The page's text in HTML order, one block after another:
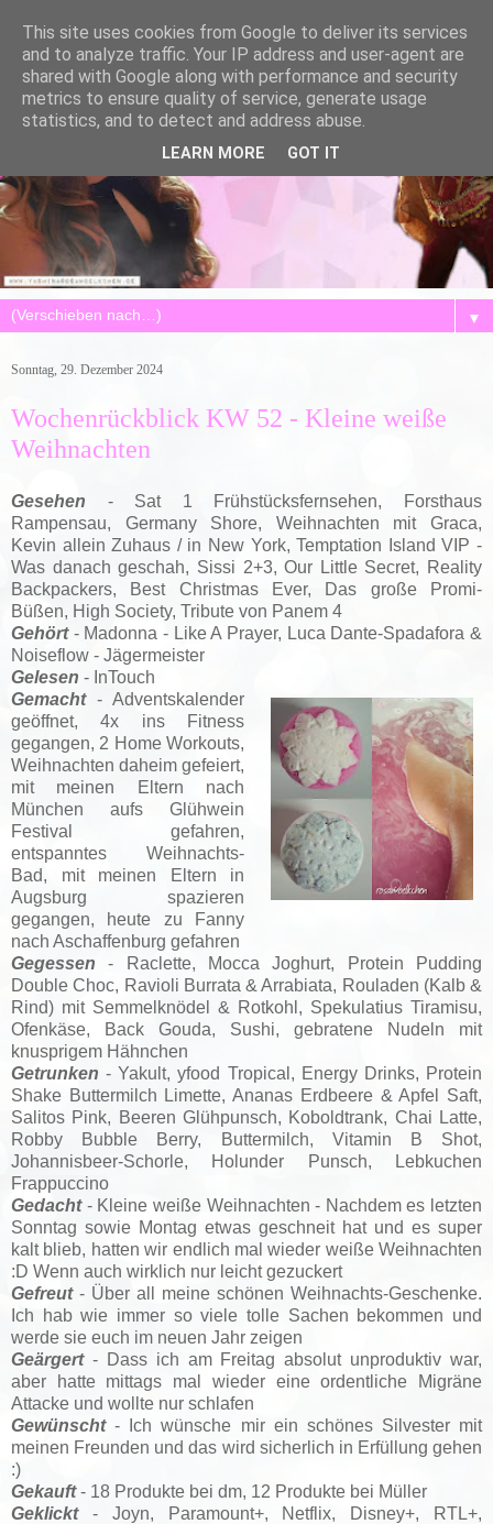
▼
Sonntag, 29. Dezember 2024
Wochenrückblick KW 52 - Kleine weiße
Weihnachten
Gesehen - Sat 1 Frühstücksfernsehen, Forsthaus
Rampensau, Germany Shore, Weihnachten mit Graca,
Kevin allein Zuhaus / in New York, Temptation Island VIP -
Was danach geschah, Sissi 2+3, Our Little Secret, Reality
Backpackers, Best Christmas Ever, Das große Promi-
Büßen, High Society, Tribute von Panem 4
Gehört- Madonna - Like A Prayer, Luca Dante-Spadafora &
Noiseflow - Jägermeister
Gelesen - InTouch
Gemacht- Adventskalender
geöffnet, 4x ins Fitness
gegangen, 2 Home Workouts,
Weihnachten daheim gefeiert,
mit meinen Eltern nach
München aufs Glühwein
Festival gefahren,
entspanntes Weihnachts-
Bad, mit meinen Eltern in
Augsburg spazieren
gegangen, heute zu Fanny
nach Aschaffenburg gefahren
Gegessen - Raclette, Mocca Joghurt, Protein Pudding
Double Choc, Ravioli Burrata & Arrabiata, Rouladen (Kalb &
Rind) mit Semmelknödel & Rotkohl, Spekulatius Tiramisu,
Ofenkäse, Back Gouda, Sushi, gebratene Nudeln mit
knusprigem Hähnchen
Getrunken - Yakult, yfood Tropical, Energy Drinks, Protein
Shake Buttermilch Limette, Ananas Erdbeere & Apfel Saft,
Salitos Pink, Beeren Glühpunsch, Koboldtrank, Chai Latte,
Robby Bubble Berry, Buttermilch, Vitamin B Shot,
Johannisbeer-Schorle, Holunder Punsch, Lebkuchen
Frappuccino
Gedacht- Kleine weiße Weihnachten - Nachdem es letzten
Sonntag sowie Montag etwas geschneit hat und es super
kalt blieb, hatten wir endlich mal wieder weiße Weihnachten
:D Wenn auch wirklich nur leicht gezuckert
Gefreut- Über all meine schönen Weihnachts-Geschenke.
Ich hab wie immer so viele tolle Sachen bekommen und
werde sie euch im neuen Jahr zeigen
Geärgert- Dass ich am Freitag absolut unproduktiv war,
aber hatte mittags mal wieder eine ordentliche Migräne
Attacke und wollte nur schlafen
Gewünscht- Ich wünsche mir ein schönes Silvester mit
meinen Freunden und das wird sicherlich in Erfüllung gehen
:)
Gekauft- 18 Produkte bei dm, 12 Produkte bei Müller
Geklickt- Joyn, Paramount+, Netflix, Disney+, RTL+,
This site uses cookies from Google to deliver its services
and to analyze traffic. Your IP address and user-agent are
shared with Google along with performance and security
metrics to ensure quality of service, generate usage
statistics, and to detect and address abuse.
LEARN MORE GOT IT